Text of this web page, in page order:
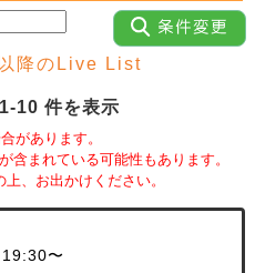
降のLive List
10 件を表示
があります。
まれている可能性もあります。
、お出かけください。
〜